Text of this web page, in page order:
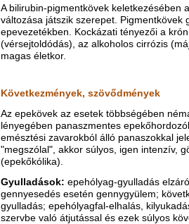
A bilirubin-pigmentkövek keletkezésében
változása játszik szerepet. Pigmentkövek
epevezetékben. Kockázati tényezői a
(vérsejtoldódás), az alkoholos cirrózis
magas életkor.
Következmények, szövődmények
Az epekövek az esetek többségében
lényegében panaszmentes
emésztési zavarokból álló panaszokkal
"megszólal", akkor súlyos, igen intenzív,
(epekőkólika).
Gyulladások: epehólyag-gyulladás
gennyesedés esetén gennygyülem;
gyulladás; epehólyagfal-elhalás,
szervbe való átjutással és ezek súlyos